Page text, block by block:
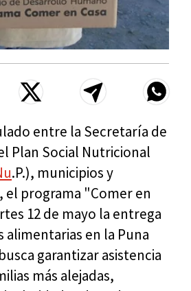
entre la Secretaría de
Plan Social Nutricional
.P.), municipios y
el programa "Comer en
12 de mayo la entrega
alimentarias en la Puna
garantizar asistencia
más alejadas,